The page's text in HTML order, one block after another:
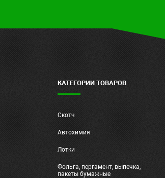
КАТЕГОРИИ ТОВАРОВ
Скотч
Автохимия
Лотки
Фольга, пергамент, выпечка,
пакеты бумажные